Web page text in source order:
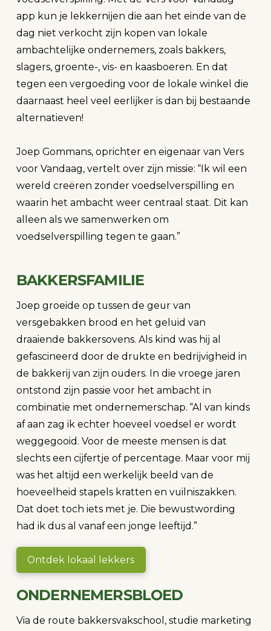
app kun je lekkernijen die aan het einde van de
dag niet verkocht zijn kopen van lokale
ambachtelijke ondernemers, zoals bakkers,
slagers, groente-, vis- en kaasboeren. En dat
tegen een vergoeding voor de lokale winkel die
daarnaast heel veel eerlijker is dan bij bestaande
alternatieven!
Joep Gommans, oprichter en eigenaar van Vers
voor Vandaag, vertelt over zijn missie: “Ik wil een
wereld creëren zonder voedselverspilling en
waarin het ambacht weer centraal staat. Dit kan
alleen als we samenwerken om
voedselverspilling tegen te gaan.”
BAKKERSFAMILIE
Joep groeide op tussen de geur van
versgebakken brood en het geluid van
draaiende bakkersovens. Als kind was hij al
gefascineerd door de drukte en bedrijvigheid in
de bakkerij van zijn ouders. In die vroege jaren
ontstond zijn passie voor het ambacht in
combinatie met ondernemerschap. “Al van kinds
af aan zag ik echter hoeveel voedsel er wordt
weggegooid. Voor de meeste mensen is dat
slechts een cijfertje of percentage. Maar voor mij
was het altijd een werkelijk beeld van de
hoeveelheid stapels kratten en vuilniszakken.
Dat doet toch iets met je. Die bewustwording
had ik dus al vanaf een jonge leeftijd.”
Ontdek lokaal lekkers
ONDERNEMERSBLOED
Via de route bakkersvakschool, studie marketing